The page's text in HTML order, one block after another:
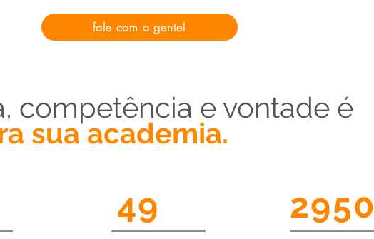
fale com a gente!
competência e vontade é
sua academia.
49 2950